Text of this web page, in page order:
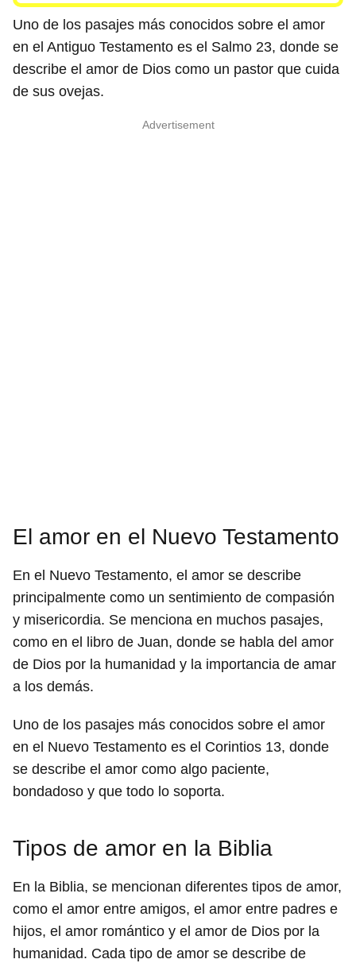
Uno de los pasajes más conocidos sobre el amor
en el Antiguo Testamento es el Salmo 23, donde se
describe el amor de Dios como un pastor que cuida
de sus ovejas.
Advertisement
El amor en el Nuevo Testamento
En el Nuevo Testamento, el amor se describe
principalmente como un sentimiento de compasión
y misericordia. Se menciona en muchos pasajes,
como en el libro de Juan, donde se habla del amor
de Dios por la humanidad y la importancia de amar
a los demás.
Uno de los pasajes más conocidos sobre el amor
en el Nuevo Testamento es el Corintios 13, donde
se describe el amor como algo paciente,
bondadoso y que todo lo soporta.
Tipos de amor en la Biblia
En la Biblia, se mencionan diferentes tipos de amor,
como el amor entre amigos, el amor entre padres e
hijos, el amor romántico y el amor de Dios por la
humanidad. Cada tipo de amor se describe de